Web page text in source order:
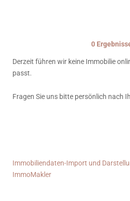
0
Derzeit führen wir keine Immobilie
passt.
Fragen Sie uns bitte persönlich nach
Immobiliendaten-Import und
ImmoMakler